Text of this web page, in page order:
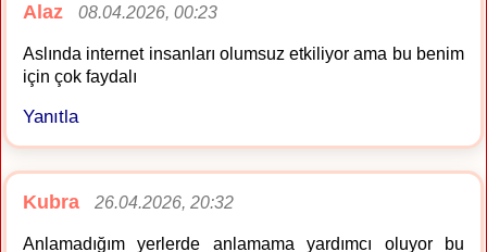
Alaz 08.04.2026, 00:23
Aslında internet insanları olumsuz etkiliyor ama bu benim
için çok faydalı
Yanıtla
Kubra 26.04.2026, 20:32
Anlamadığım yerlerde anlamama yardımcı oluyor bu